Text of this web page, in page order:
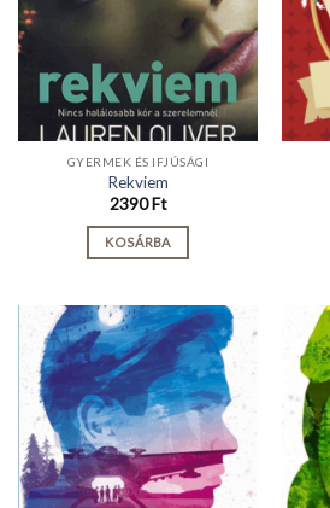
GYERMEK ÉS IFJÚSÁGI
Rekviem
2390Ft
KOSÁRBA